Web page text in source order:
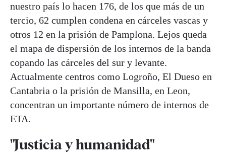
nuestro país lo hacen 176, de los que más de un
tercio, 62 cumplen condena en cárceles vascas y
otros 12 en la prisión de Pamplona. Lejos queda
el mapa de dispersión de los internos de la banda
copando las cárceles del sur y levante.
Actualmente centros como Logroño, El Dueso en
Cantabria o la prisión de Mansilla, en Leon,
concentran un importante número de internos de
ETA.
"Justicia y humanidad"